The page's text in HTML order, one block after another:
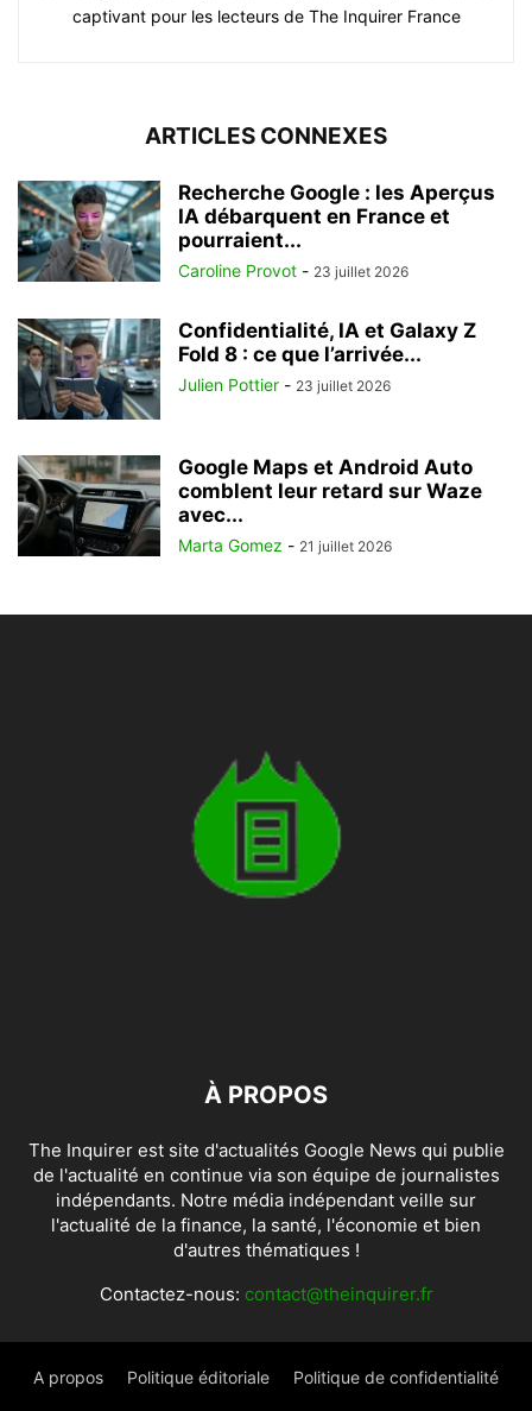
captivant pour les lecteurs de The Inquirer France
ARTICLES CONNEXES
Recherche Google : les Aperçus
IA débarquent en France et
pourraient...
Caroline Provot - 23 juillet 2026
Confidentialité, IA et Galaxy Z
Fold 8 : ce que l’arrivée...
Julien Pottier - 23 juillet 2026
Google Maps et Android Auto
comblent leur retard sur Waze
avec...
Marta Gomez - 21 juillet 2026
À PROPOS
The Inquirer est site d'actualités Google News qui publie
de l'actualité en continue via son équipe de journalistes
indépendants. Notre média indépendant veille sur
l'actualité de la finance, la santé, l'économie et bien
d'autres thématiques !
Contactez-nous: contact@theinquirer.fr
A propos Politique éditoriale Politique de confidentialité